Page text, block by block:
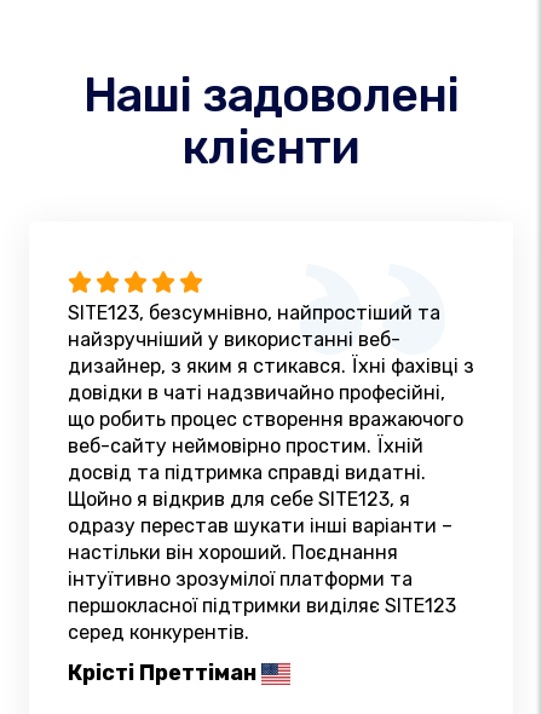
Наші задоволені
клієнти
SITE123, безсумнівно, найпростіший та
найзручніший у використанні веб-
дизайнер, з яким я стикався. Їхні фахівці з
довідки в чаті надзвичайно професійні,
що робить процес створення вражаючого
веб-сайту неймовірно простим. Їхній
досвід та підтримка справді видатні.
Щойно я відкрив для себе SITE123, я
одразу перестав шукати інші варіанти –
настільки він хороший. Поєднання
інтуїтивно зрозумілої платформи та
першокласної підтримки виділяє SITE123
серед конкурентів.
Крісті Преттіман